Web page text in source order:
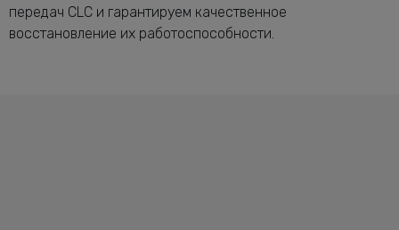
передач CLC и гарантируем качественное
восстановление их работоспособности.